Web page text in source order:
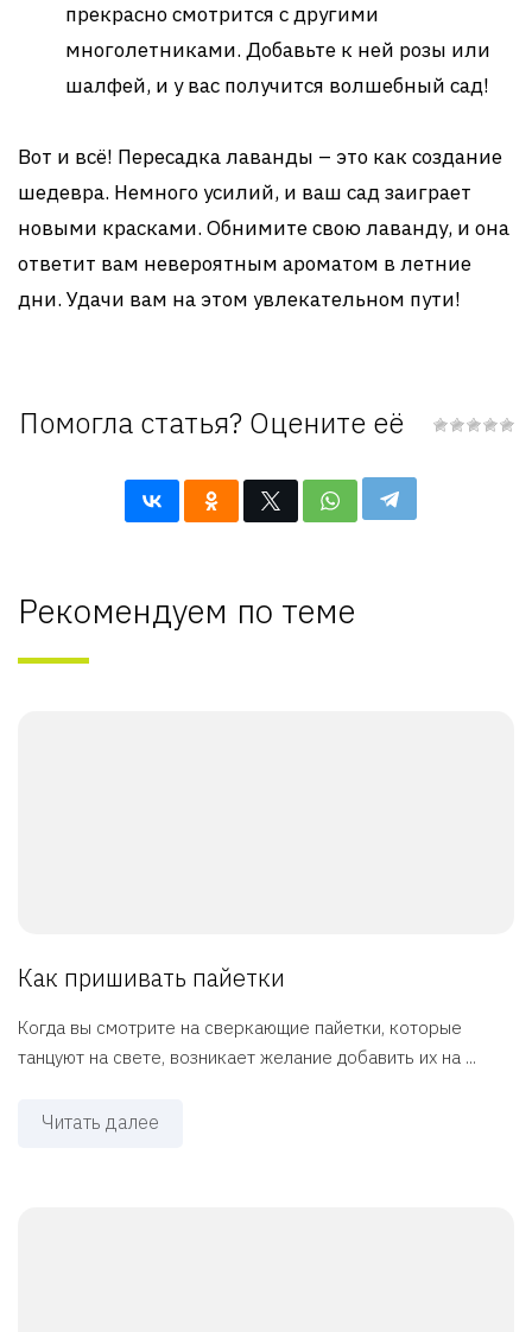
прекрасно смотрится с другими
многолетниками. Добавьте к ней розы или
шалфей, и у вас получится волшебный сад!
Вот и всё! Пересадка лаванды – это как создание
шедевра. Немного усилий, и ваш сад заиграет
новыми красками. Обнимите свою лаванду, и она
ответит вам невероятным ароматом в летние
дни. Удачи вам на этом увлекательном пути!
Помогла статья? Оцените её
Рекомендуем по теме
Как пришивать пайетки
Когда вы смотрите на сверкающие пайетки, которые
танцуют на свете, возникает желание добавить их на ...
Читать далее